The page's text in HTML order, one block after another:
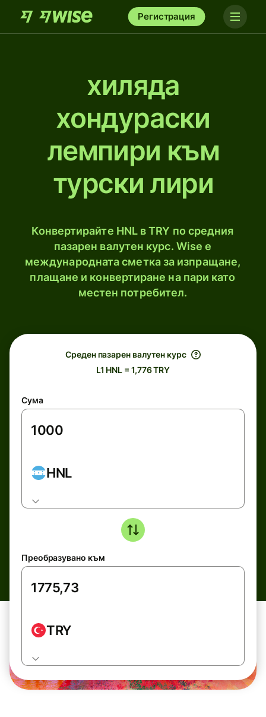
Регистрация
хиляда
хондураски
лемпири към
турски лири
Конвертирайте HNL в TRY по средния
пазарен валутен курс. Wise е
международната сметка за изпращане,
плащане и конвертиране на пари като
местен потребител.
Среден пазарен валутен курс
L1 HNL = 1,776 TRY
Сума
HNL
Преобразувано към
TRY